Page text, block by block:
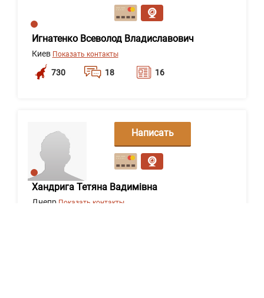
Игнатенко Всеволод Владиславович
Киев Показать контакты
730 18 16
сообщение
Хандрига Тетяна Вадимівна
Днепр Показать контакты
Написать
сообщение